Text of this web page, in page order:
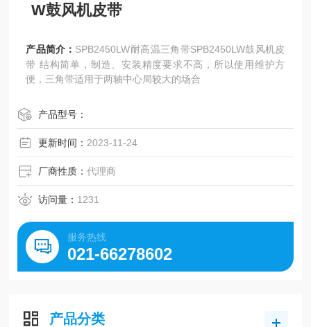
W鼓风机皮带
产品简介： SPB2450LW耐高温三角带SPB2450LW鼓风机皮
带 结构简单，制造、安装精度要求不高，所以使用维护方
便，三角带适用于两轴中心局较大的场合
产品型号：
更新时间： 2023-11-24
厂商性质：代理商
访问量： 1231
服务热线
021-66278602
产品分类